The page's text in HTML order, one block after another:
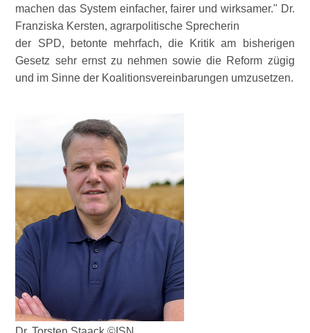
machen das System einfacher, fairer und wirksamer.
Dr.
Franziska Kersten, agrarpolitische Sprecherin
der SPD, betonte mehrfach, die Kritik am bisherigen
Gesetz sehr ernst zu nehmen sowie die Reform zügig
und im Sinne der Koalitionsvereinbarungen umzusetzen.